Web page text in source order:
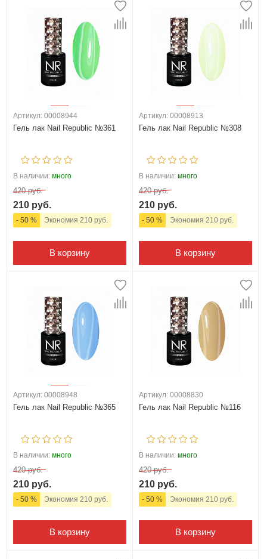
Артикул: 00008944
Гель лак Nail Republic №361
В наличии: много
420 руб.
210 руб.
- 50 % Экономия 210 руб.
В корзину
Артикул: 00008913
Гель лак Nail Republic №308
В наличии: много
420 руб.
210 руб.
- 50 % Экономия 210 руб.
В корзину
Артикул: 00008948
Гель лак Nail Republic №365
В наличии: много
420 руб.
210 руб.
- 50 % Экономия 210 руб.
В корзину
Артикул: 00008830
Гель лак Nail Republic №116
В наличии: много
420 руб.
210 руб.
- 50 % Экономия 210 руб.
В корзину